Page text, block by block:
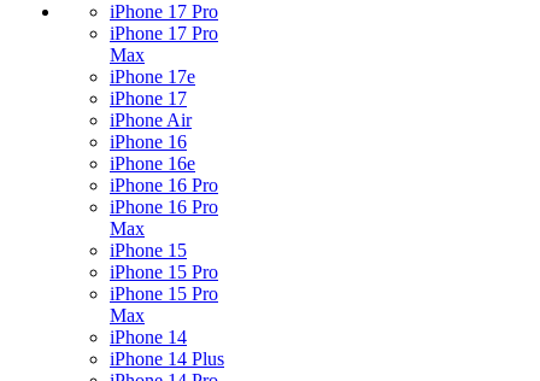
iPhone 17 Pro
iPhone 17 Pro
Max
iPhone 17e
iPhone 17
iPhone Air
iPhone 16
iPhone 16e
iPhone 16 Pro
iPhone 16 Pro
Max
iPhone 15
iPhone 15 Pro
iPhone 15 Pro
Max
iPhone 14
iPhone 14 Plus